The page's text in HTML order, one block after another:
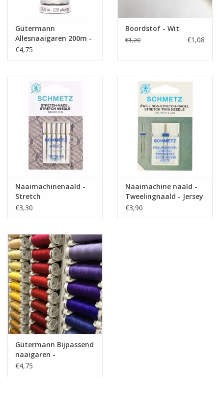
Kleur
Stofbreedte
150-155 cm
Samenstelling
t shirts, jurk, broek, tops,...
ja
Gütermann
Allesnaaigaren 200m -
wit
€4,75
Boordstof - Wit
€1,20 €1,08
Naaimachinenaald -
Stretch
€3,30
Naaimachine naald -
Tweelingnaald - Jersey
€3,90
Gütermann Bijpassend
naaigaren -
Allesnaaigaren 200m
€4,75